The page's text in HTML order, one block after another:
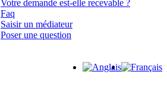
Votre demande est-elle recevable ?
Faq
Saisir un médiateur
Poser une question